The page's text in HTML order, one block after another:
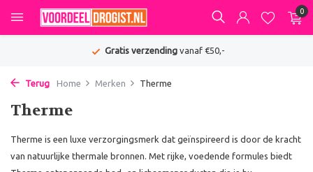
0
Gratis verzendingvanaf €50,-
Terug Home Merken Therme
Therme
Therme is een luxe verzorgingsmerk dat geïnspireerd is door de kracht
van natuurlijke thermale bronnen. Met rijke, voedende formules biedt